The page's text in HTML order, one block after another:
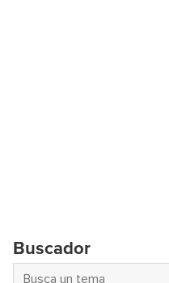
Buscador